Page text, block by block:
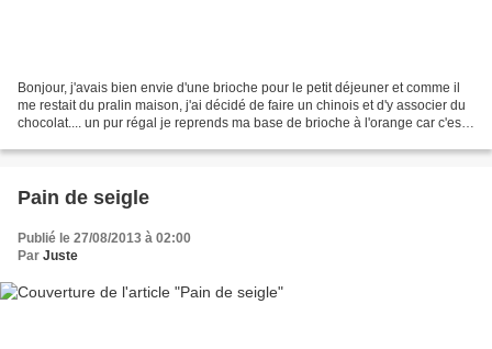
Bonjour, j'avais bien envie d'une brioche pour le petit déjeuner et comme il
me restait du pralin maison, j'ai décidé de faire un chinois et d'y associer du
chocolat.... un pur régal je reprends ma base de brioche à l'orange car c'est
Pain de seigle
Publié le 27/08/2013 à 02:00
Par Juste